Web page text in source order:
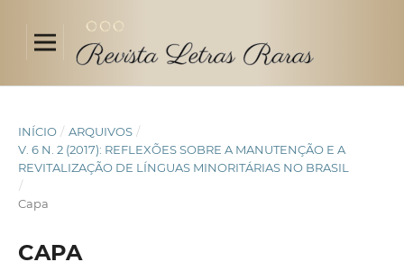
INÍCIO / ARQUIVOS /
V. 6 N. 2 (2017): REFLEXÕES SOBRE A MANUTENÇÃO E A
REVITALIZAÇÃO DE LÍNGUAS MINORITÁRIAS NO BRASIL
/
Capa
CAPA